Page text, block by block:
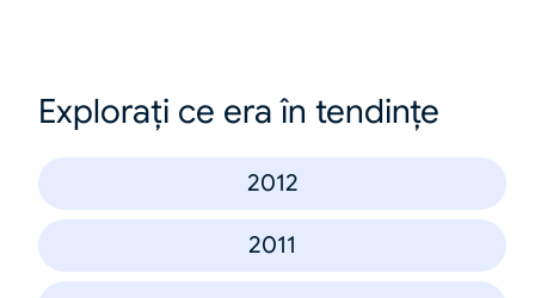
Explorați ce era în tendințe
2012
2011